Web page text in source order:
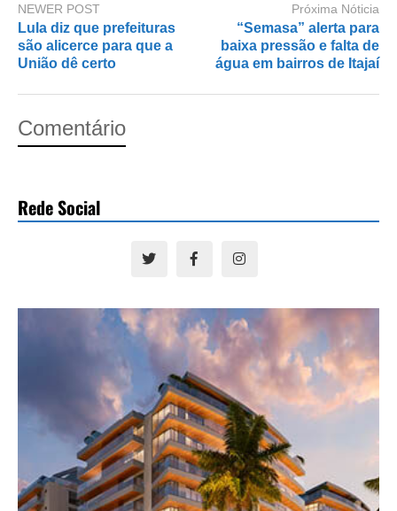
NEWER POST
Lula diz que prefeituras
são alicerce para que a
União dê certo
Próxima Nóticia
“Semasa” alerta para
baixa pressão e falta de
água em bairros de Itajaí
Comentário
Rede Social